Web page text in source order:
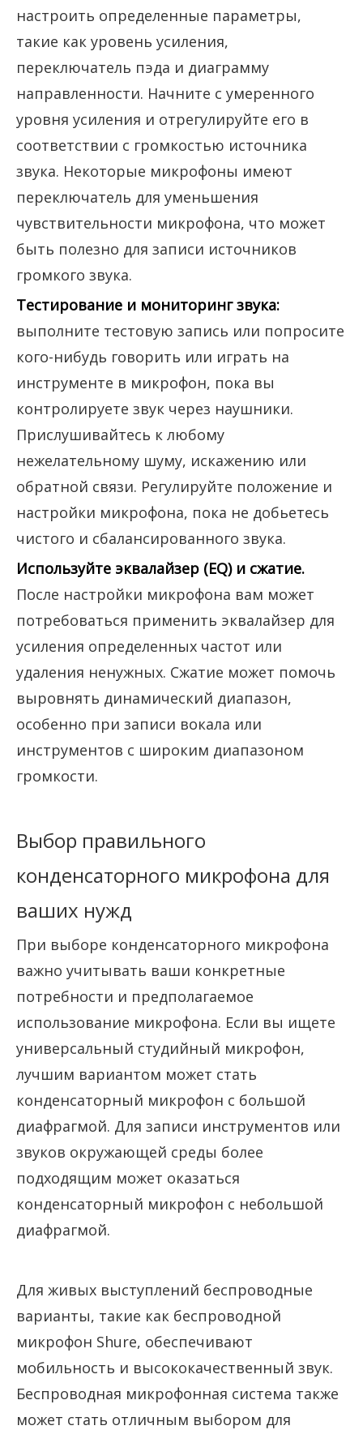
настроить определенные параметры,
такие как уровень усиления,
переключатель пэда и диаграмму
направленности. Начните с умеренного
уровня усиления и отрегулируйте его в
соответствии с громкостью источника
звука. Некоторые микрофоны имеют
переключатель для уменьшения
чувствительности микрофона, что может
быть полезно для записи источников
громкого звука.
Тестирование и мониторинг звука:
выполните тестовую запись или попросите
кого-нибудь говорить или играть на
инструменте в микрофон, пока вы
контролируете звук через наушники.
Прислушивайтесь к любому
нежелательному шуму, искажению или
обратной связи. Регулируйте положение и
настройки микрофона, пока не добьетесь
чистого и сбалансированного звука.
Используйте эквалайзер (EQ) и сжатие.
После настройки микрофона вам может
потребоваться применить эквалайзер для
усиления определенных частот или
удаления ненужных. Сжатие может помочь
выровнять динамический диапазон,
особенно при записи вокала или
инструментов с широким диапазоном
громкости.
Выбор правильного
конденсаторного микрофона для
ваших нужд
При выборе конденсаторного микрофона
важно учитывать ваши конкретные
потребности и предполагаемое
использование микрофона. Если вы ищете
универсальный студийный микрофон,
лучшим вариантом может стать
конденсаторный микрофон с большой
диафрагмой. Для записи инструментов или
звуков окружающей среды более
подходящим может оказаться
конденсаторный микрофон с небольшой
диафрагмой.
Для живых выступлений беспроводные
варианты, такие как беспроводной
микрофон Shure, обеспечивают
мобильность и высококачественный звук.
Беспроводная микрофонная система также
может стать отличным выбором для